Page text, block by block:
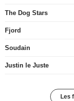
The Dog Stars
Fjord
Soudain
Justin le Juste
Les